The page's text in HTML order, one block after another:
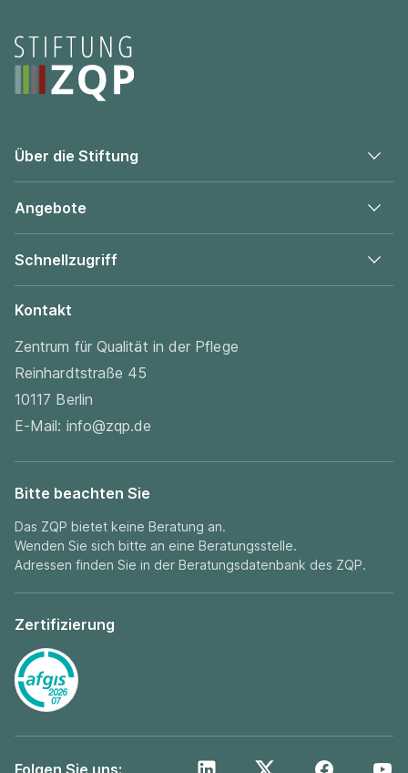
Seitenfooter
Über die Stiftung
Angebote
Schnellzugriff
Kontakt
Zentrum für Qualität in der Pflege
Reinhardtstraße 45
10117 Berlin
E-Mail: info@zqp.de
Bitte beachten Sie
Das ZQP bietet keine Beratung an.
Wenden Sie sich bitte an eine Beratungsstelle.
Adressen finden Sie in der Beratungsdatenbank des ZQP.
Zertifizierung
Folgen Sie uns: